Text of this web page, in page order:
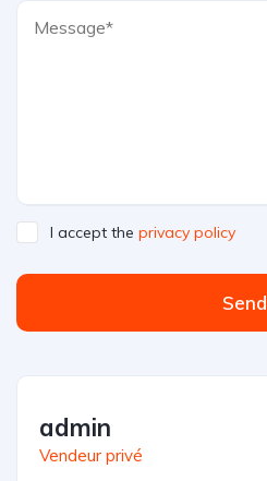
I accept the privacy policy
Send
admin
Vendeur privé